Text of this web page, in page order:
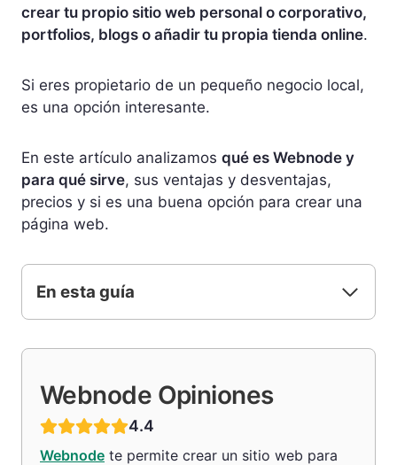
crear tu propio sitio web personal o corporativo,
portfolios, blogs o añadir tu propia tienda online.
Si eres propietario de un pequeño negocio local,
es una opción interesante.
En este artículo analizamos qué es Webnode y
para qué sirve, sus ventajas y desventajas,
precios y si es una buena opción para crear una
página web.
En esta guía
Webnode Opiniones
4.4
Webnode te permite crear un sitio web para